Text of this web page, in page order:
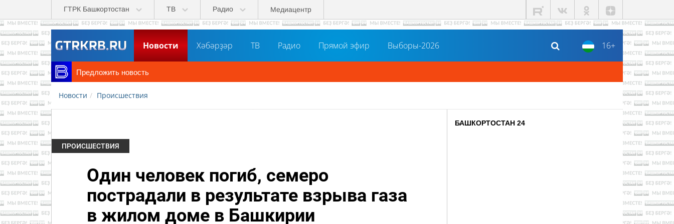
Перейти к основному содержанию
ГТРК Башкортостан ТВ Радио Медиацентр
16+
Новости Хәбәрҙәр ТВ Радио Прямой эфир Выборы-2026
Предложить новость
Новости Происшествия
ПРОИСШЕСТВИЯ
Один человек погиб, семеро
пострадали в результате взрыва газа
в жилом доме в Башкирии
БАШКОРТОСТАН 24